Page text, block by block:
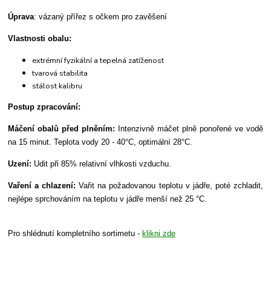
Úprava: vázaný přířez s očkem pro zavěšení
Vlastnosti obalu:
extrémní fyzikální a tepelná zatíženost
tvarová stabilita
stálost kalibru
Postup zpracování:
Máčení obalů před plněním: Intenzivně máčet plně ponořené ve vodě
na 15 minut. Teplota vody 20 - 40°C, optimální 28°C.
Uzení: Udit při 85% relativní vlhkosti vzduchu.
Vaření a chlazení:Vařit na požadovanou teplotu v jádře, poté zchladit,
nejlépe sprchováním na teplotu v jádře menší než 25 °C.
Pro shlédnutí kompletního sortimetu - klikni zde